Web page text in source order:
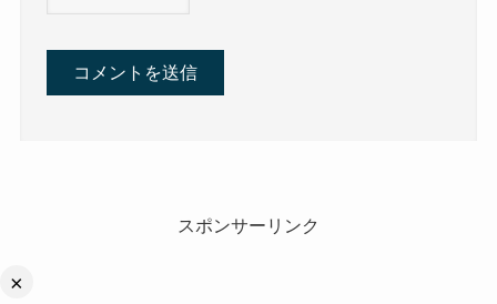
×
スポンサーリンク